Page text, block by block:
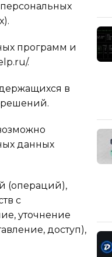
программ и
.
в
решений.
данных
(операций),
с
уточнение
доступ),